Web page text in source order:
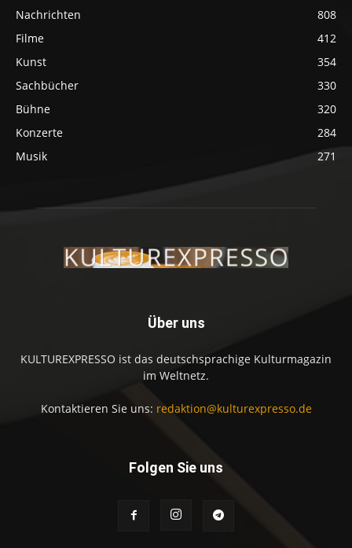
Nachrichten
808
Filme
412
Kunst
354
Sachbücher
330
Bühne
320
Konzerte
284
Musik
271
Über uns
KULTUREXPRESSO ist das deutschsprachige Kulturmagazin
im Weltnetz.
Kontaktieren Sie uns: redaktion@kulturexpresso.de
Folgen Sie uns